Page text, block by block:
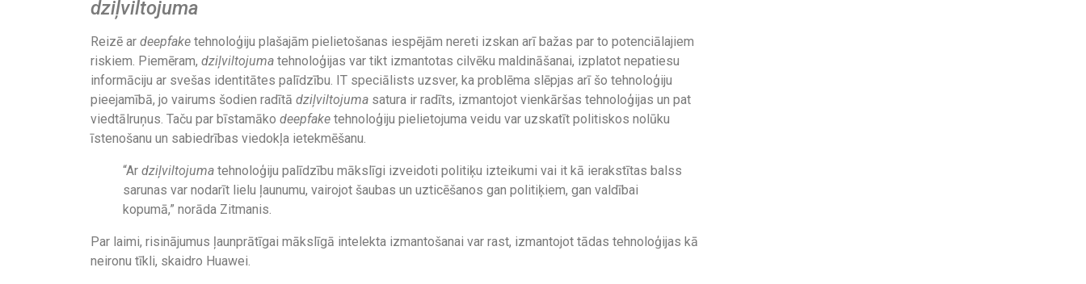
dziļviltojuma
Reizē ar deepfake tehnoloģiju plašajām pielietošanas iespējām nereti izskan arī bažas par to potenciālajiem
riskiem. Piemēram, dziļviltojuma tehnoloģijas var tikt izmantotas cilvēku maldināšanai, izplatot nepatiesu
informāciju ar svešas identitātes palīdzību. IT speciālists uzsver, ka problēma slēpjas arī šo tehnoloģiju
pieejamībā, jo vairums šodien radītā dziļviltojuma satura ir radīts, izmantojot vienkāršas tehnoloģijas un pat
viedtālruņus. Taču par bīstamāko deepfake tehnoloģiju pielietojuma veidu var uzskatīt politiskos nolūku
īstenošanu un sabiedrības viedokļa ietekmēšanu.
“Ar dziļviltojuma tehnoloģiju palīdzību mākslīgi izveidoti politiķu izteikumi vai it kā ierakstītas balss
sarunas var nodarīt lielu ļaunumu, vairojot šaubas un uzticēšanos gan politiķiem, gan valdībai
kopumā,” norāda Zitmanis.
Par laimi, risinājumus ļaunprātīgai mākslīgā intelekta izmantošanai var rast, izmantojot tādas tehnoloģijas kā
neironu tīkli, skaidro Huawei.